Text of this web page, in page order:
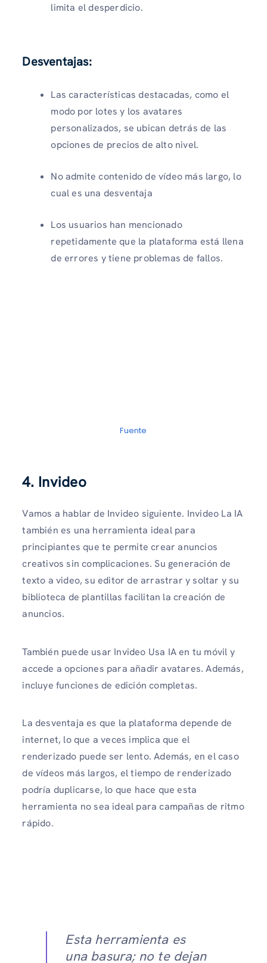
limita el desperdicio.
Desventajas:
Las características destacadas, como el
modo por lotes y los avatares
personalizados, se ubican detrás de las
opciones de precios de alto nivel.
No admite contenido de vídeo más largo, lo
cual es una desventaja
Los usuarios han mencionado
repetidamente que la plataforma está llena
de errores y tiene problemas de fallos.
Fuente
4. Invideo
Vamos a hablar de Invideo siguiente. Invideo La IA
también es una herramienta ideal para
principiantes que te permite crear anuncios
creativos sin complicaciones. Su generación de
texto a video, su editor de arrastrar y soltar y su
biblioteca de plantillas facilitan la creación de
anuncios.
También puede usar Invideo Usa IA en tu móvil y
accede a opciones para añadir avatares. Además,
incluye funciones de edición completas.
La desventaja es que la plataforma depende de
internet, lo que a veces implica que el
renderizado puede ser lento. Además, en el caso
de vídeos más largos, el tiempo de renderizado
podría duplicarse, lo que hace que esta
herramienta no sea ideal para campañas de ritmo
rápido.
Esta herramienta es
una basura; no te dejan